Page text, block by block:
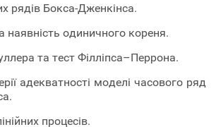
рядів Бокса-Дженкінса.
наявність одиничного кореня.
та тест Філліпса–Перрона.
адекватності моделі часового ряд
процесів.